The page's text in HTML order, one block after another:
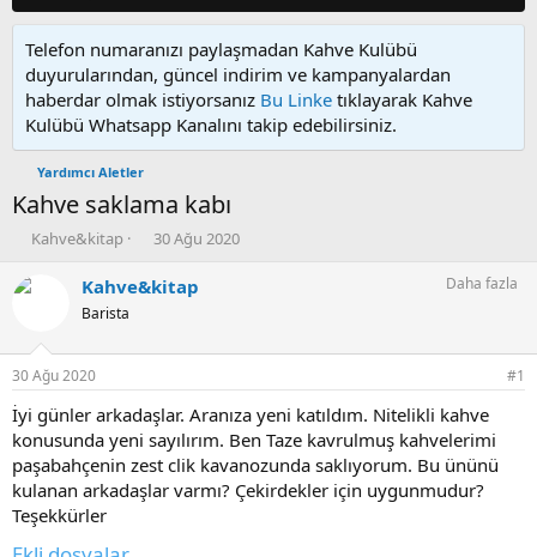
Telefon numaranızı paylaşmadan Kahve Kulübü
duyurularından, güncel indirim ve kampanyalardan
haberdar olmak istiyorsanız Bu Linke tıklayarak Kahve
Kulübü Whatsapp Kanalını takip edebilirsiniz.
Yardımcı Aletler
Kahve saklama kabı
K
n
u
b
a
ş
a
t
a
n
Kahve&kitap
B
ş
ı
ç
t
a
r
i
30 Ağu 2020
Kahve&kitap
Barista
Daha fazla
30 Ağu 2020 #1
İyi günler arkadaşlar. Aranıza yeni katıldım. Nitelikli kahve
konusunda yeni sayılırım. Ben Taze kavrulmuş kahvelerimi
paşabahçenin zest clik kavanozunda saklıyorum. Bu ününü
kulanan arkadaşlar varmı? Çekirdekler için uygunmudur?
Teşekkürler